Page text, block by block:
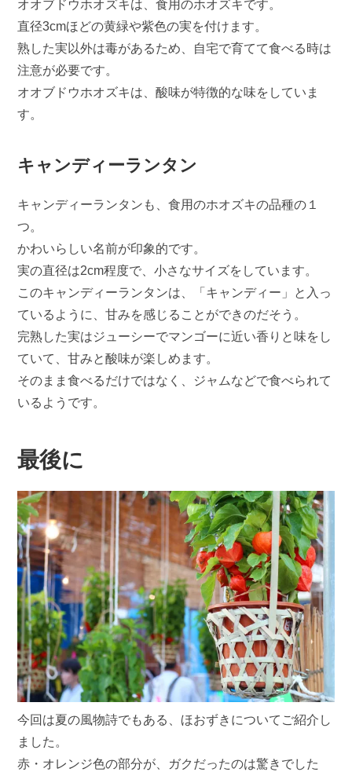
オオブドウホオズキは、食用のホオズキです。
直径3cmほどの黄緑や紫色の実を付けます。
熟した実以外は毒があるため、自宅で育てて食べる時は
注意が必要です。
オオブドウホオズキは、酸味が特徴的な味をしていま
す。
キャンディーランタン
キャンディーランタンも、食用のホオズキの品種の１
つ。
かわいらしい名前が印象的です。
実の直径は2cm程度で、小さなサイズをしています。
このキャンディーランタンは、「キャンディー」と入っ
ているように、甘みを感じることができのだそう。
完熟した実はジューシーでマンゴーに近い香りと味をし
ていて、甘みと酸味が楽しめます。
そのまま食べるだけではなく、ジャムなどで食べられて
いるようです。
最後に
今回は夏の風物詩でもある、ほおずきについてご紹介し
ました。
赤・オレンジ色の部分が、ガクだったのは驚きでした